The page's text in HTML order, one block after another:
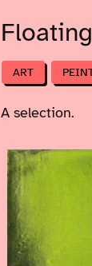
ART
A selection.